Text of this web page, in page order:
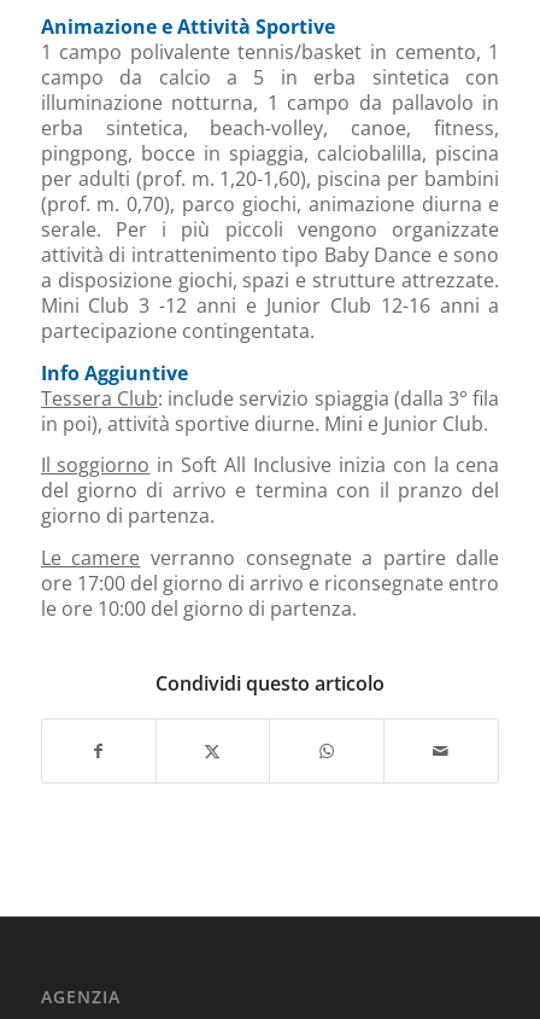
Animazione e Attività Sportive
1 campo polivalente tennis/basket in cemento, 1
campo da calcio a 5 in erba sintetica con
illuminazione notturna, 1 campo da pallavolo in
erba sintetica, beach-volley, canoe, fitness,
pingpong, bocce in spiaggia, calciobalilla, piscina
per adulti (prof. m. 1,20-1,60), piscina per bambini
(prof. m. 0,70), parco giochi, animazione diurna e
serale. Per i più piccoli vengono organizzate
attività di intrattenimento tipo Baby Dance e sono
a disposizione giochi, spazi e strutture attrezzate.
Mini Club 3 -12 anni e Junior Club 12-16 anni a
partecipazione contingentata.
Info Aggiuntive
Tessera Club: include servizio spiaggia (dalla 3° fila
in poi), attività sportive diurne. Mini e Junior Club.
Il soggiorno in Soft All Inclusive inizia con la cena
del giorno di arrivo e termina con il pranzo del
giorno di partenza.
Le camere verranno consegnate a partire dalle
ore 17:00 del giorno di arrivo e riconsegnate entro
le ore 10:00 del giorno di partenza.
Condividi questo articolo
AGENZIA